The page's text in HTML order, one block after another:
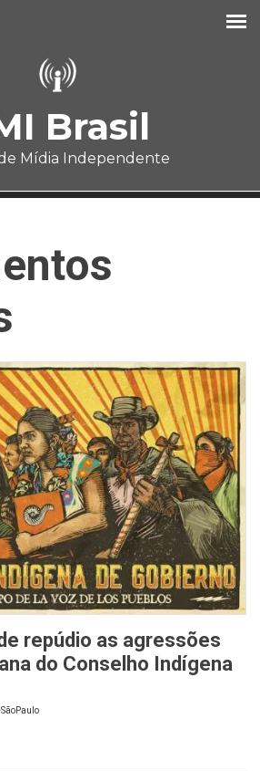
Brasil
Mídia Independente
repúdio as agressões
do Conselho Indígena